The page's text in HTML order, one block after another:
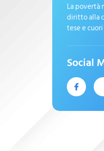
La povertà
diritto alla
tese e
Social